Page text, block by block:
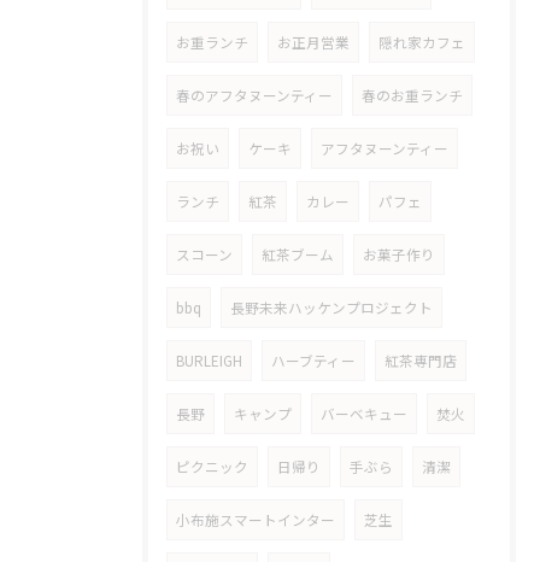
お重ランチ お正月営業 隠れ家カフェ
春のアフタヌーンティー 春のお重ランチ
お祝い ケーキ アフタヌーンティー
ランチ 紅茶 カレー パフェ
スコーン 紅茶ブーム お菓子作り
bbq 長野未来ハッケンプロジェクト
BURLEIGH ハーブティー 紅茶専門店
長野 キャンプ バーベキュー 焚火
ピクニック 日帰り 手ぶら 清潔
小布施スマートインター 芝生